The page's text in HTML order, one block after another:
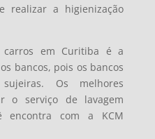
realizar a higienização
em Curitiba é a
bancos, pois os bancos
Os melhores
o serviço de lavagem
encontra com a KCM